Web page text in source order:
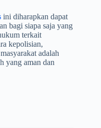
ini diharapkan dapat
bagi siapa saja yang
terkait
kepolisian,
adalah
yang aman dan